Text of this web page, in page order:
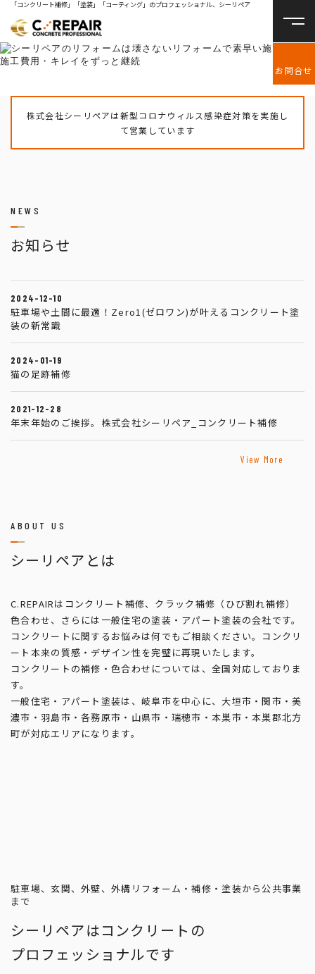
「コンクリート補修」「塗装」「コーティング」のプロフェッショナル、シーリペア
お問合せ
株式会社シーリペアは新型コロナウィルス感染症対策を実施し
て営業しています
NEWS
お知らせ
View More
2024-12-10
駐車場や土間に最適！Zero1(ゼロワン)が叶えるコンクリート塗
装の新常識
2024-01-19
猫の足跡補修
2021-12-28
年末年始のご挨拶。株式会社シーリペア_コンクリート補修
ABOUT US
シーリペアとは
C.REPAIRはコンクリート補修、クラック補修（ひび割れ補修）
色合わせ、さらには一般住宅の塗装・アパート塗装の会社です。
コンクリートに関するお悩みは何でもご相談ください。コンクリ
ート本来の質感・デザイン性を完璧に再現いたします。
コンクリートの補修・色合わせについては、全国対応しておりま
す。
一般住宅・アパート塗装は、岐阜市を中心に、大垣市・関市・美
濃市・羽島市・各務原市・山県市・瑞穂市・本巣市・本巣郡北方
町が対応エリアになります。
駐車場、玄関、外壁、外構リフォーム・補修・塗装から公共事業
まで
シーリペアはコンクリートの
プロフェッショナルです